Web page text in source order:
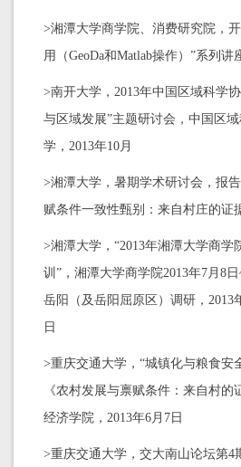
>湘潭大学商学院、消费研究院，
用（GeoDa和Matlab操作）”系列讲
>南开大学，2013年中国区域科学
与区域发展”主题研讨会，中国区
学，2013年10月
>湘潭大学，暑期学术研讨会，报
赋条件一致性甄别：来自村庄的证
>湘潭大学，“2013年湘潭大学商学
训”，湘潭大学商学院2013年7月8日
岳阳（及岳阳屈原区）调研，2013
日
>重庆交通大学，“城镇化与粮食安
《农村发展与禀赋条件：来自村
经济学院，2013年6月7日
>重庆交通大学，交大南山论坛第4